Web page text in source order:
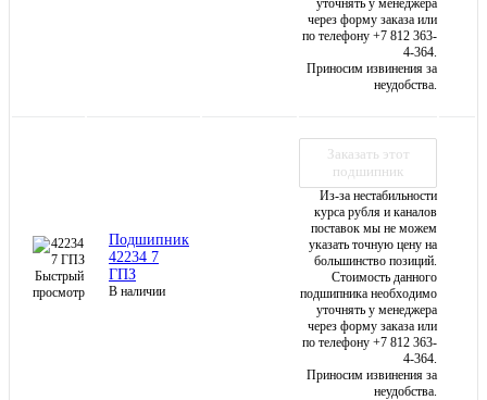
уточнять у менеджера
через форму заказа или
по телефону +7 812 363-
4-364.
Приносим извинения за
неудобства.
Быстрый
просмотр
Подшипник
42234 7
ГПЗ
В наличии
Заказать этот
подшипник
Из-за нестабильности
курса рубля и каналов
поставок мы не можем
указать точную цену на
большинство позиций.
Стоимость данного
подшипника необходимо
уточнять у менеджера
через форму заказа или
по телефону +7 812 363-
4-364.
Приносим извинения за
неудобства.